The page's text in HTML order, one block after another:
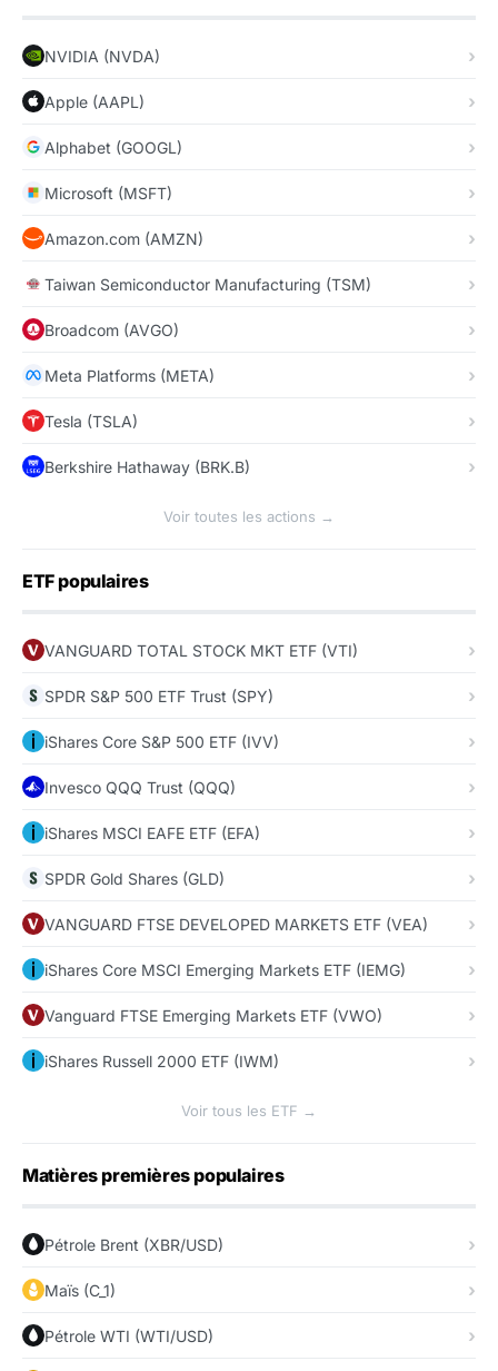
NVIDIA (NVDA)
Apple (AAPL)
Alphabet (GOOGL)
Microsoft (MSFT)
Amazon.com (AMZN)
Taiwan Semiconductor Manufacturing (TSM)
Broadcom (AVGO)
Meta Platforms (META)
Tesla (TSLA)
Berkshire Hathaway (BRK.B)
Voir toutes les actions →
ETF populaires
VANGUARD TOTAL STOCK MKT ETF (VTI)
SPDR S&P 500 ETF Trust (SPY)
iShares Core S&P 500 ETF (IVV)
Invesco QQQ Trust (QQQ)
iShares MSCI EAFE ETF (EFA)
SPDR Gold Shares (GLD)
VANGUARD FTSE DEVELOPED MARKETS ETF (VEA)
iShares Core MSCI Emerging Markets ETF (IEMG)
Vanguard FTSE Emerging Markets ETF (VWO)
iShares Russell 2000 ETF (IWM)
Voir tous les ETF →
Matières premières populaires
Pétrole Brent (XBR/USD)
Maïs (C_1)
Pétrole WTI (WTI/USD)